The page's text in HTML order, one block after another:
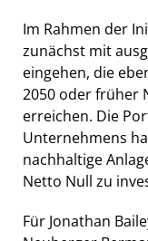
Im Rahmen der
zunächst mit
eingehen, die
2050 oder früher
erreichen. Die
Unternehmens
nachhaltige
Netto Null zu
Für Jonathan